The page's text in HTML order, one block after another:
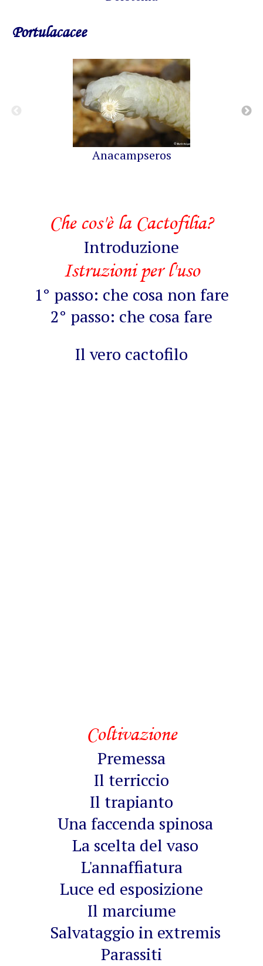
Portulacacee
Anacampseros
Che cos'è la Cactofilia?
Introduzione
Istruzioni per l'uso
1° passo: che cosa non fare
2° passo: che cosa fare
Il vero cactofilo
Coltivazione
Premessa
Il terriccio
Il trapianto
Una faccenda spinosa
La scelta del vaso
L'annaffiatura
Luce ed esposizione
Il marciume
Salvataggio in extremis
Parassiti